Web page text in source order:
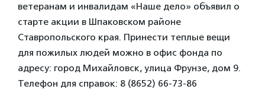
ветеранам и инвалидам «Наше дело» объявил о
старте акции в Шпаковском районе
Ставропольского края. Принести теплые вещи
для пожилых людей можно в офис фонда по
адресу: город Михайловск, улица Фрунзе, дом 9.
Телефон для справок: 8 (8652) 66-73-86